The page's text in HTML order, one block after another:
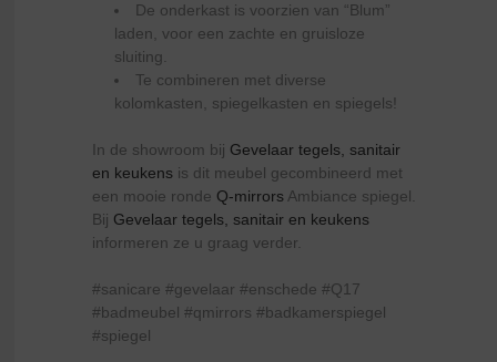
De onderkast is voorzien van “Blum”
laden, voor een zachte en gruisloze
sluiting.
Te combineren met diverse
kolomkasten, spiegelkasten en spiegels!
In de showroom bij Gevelaar tegels, sanitair
en keukens is dit meubel gecombineerd met
een mooie ronde Q-mirrors Ambiance spiegel.
Bij Gevelaar tegels, sanitair en keukens
informeren ze u graag verder.
#sanicare #gevelaar #enschede #Q17
#badmeubel #qmirrors #badkamerspiegel
#spiegel